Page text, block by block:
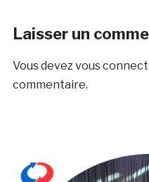
Laisser un
Vous devezvous
commentaire.